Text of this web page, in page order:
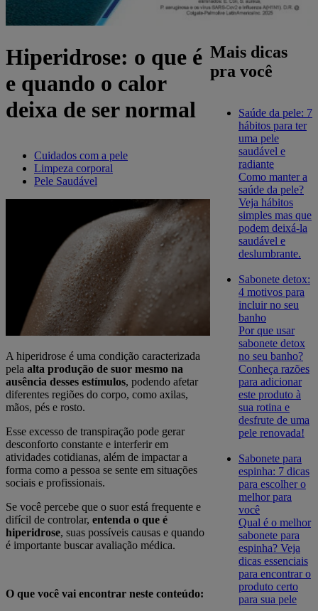
Hiperidrose: o que é
e quando o calor
deixa de ser normal
Cuidados com a pele
Limpeza corporal
Pele Saudável
A hiperidrose é uma condição caracterizada
pela alta produção de suor mesmo na
ausência desses estímulos, podendo afetar
diferentes regiões do corpo, como axilas,
mãos, pés e rosto.
Esse excesso de transpiração pode gerar
desconforto constante e interferir em
atividades cotidianas, além de impactar a
forma como a pessoa se sente em situações
sociais e profissionais.
Se você percebe que o suor está frequente e
difícil de controlar, entenda o que é
hiperidrose, suas possíveis causas e quando
é importante buscar avaliação médica.
O que você vai encontrar neste conteúdo:
Mais dicas
pra você
Saúde da pele: 7
hábitos para ter
uma pele
saudável e
radiante
Como manter a
saúde da pele?
Veja hábitos
simples mas que
podem deixá-la
saudável e
deslumbrante.
Sabonete detox:
4 motivos para
incluir no seu
banho
Por que usar
sabonete detox
no seu banho?
Conheça razões
para adicionar
este produto à
sua rotina e
desfrute de uma
pele renovada!
Sabonete para
espinha: 7 dicas
para escolher o
melhor para
você
Qual é o melhor
sabonete para
espinha? Veja
dicas essenciais
para encontrar o
produto certo
para sua pele